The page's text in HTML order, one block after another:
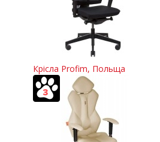
Крісла Profim, Польща